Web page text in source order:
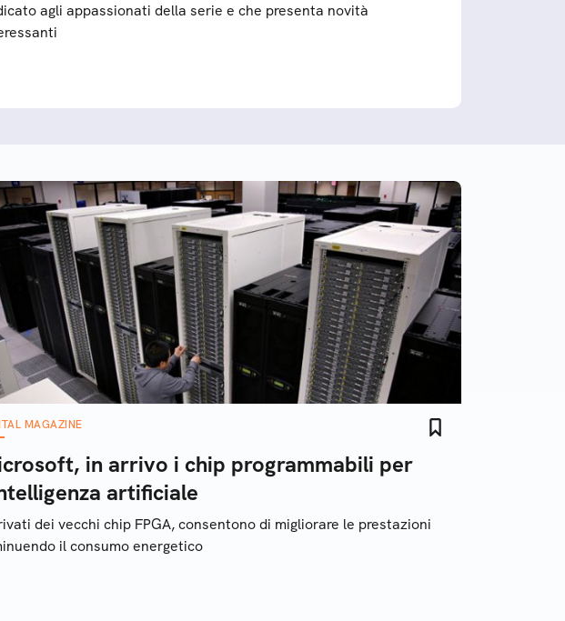
agli appassionati della serie e che presenta novità
MAGAZINE
in arrivo i chip programmabili per
artificiale
dei vecchi chip FPGA, consentono di migliorare le prestazioni
il consumo energetico